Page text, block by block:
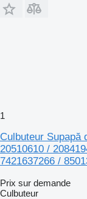
1
Culbuteur Supapă
20510610 /
7421637266 /
Prix sur demande
Culbuteur